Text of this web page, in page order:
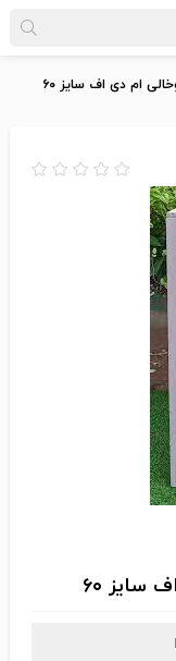
ام دی اف سایز ۶۰
۶۰